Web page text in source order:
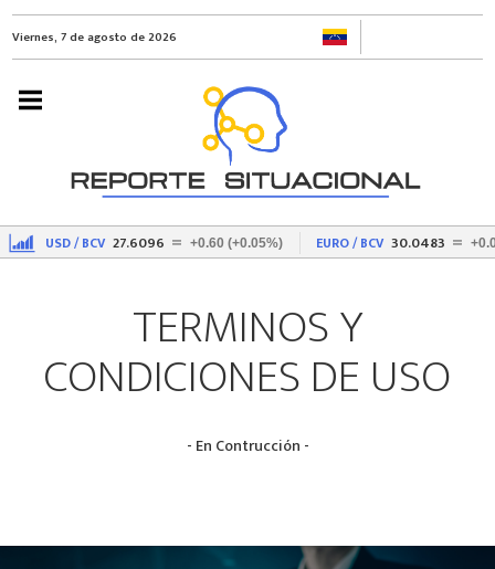
Viernes, 7 de agosto de 2026
USD / BCV 27.6096 +0.60 (+0.05%) EURO / BCV 30.0483
TERMINOS Y
CONDICIONES DE USO
- En Contrucción -